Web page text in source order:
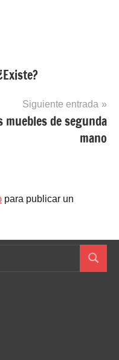
Siguiente entrada
de segunda
mano
para publicar un
Buscar